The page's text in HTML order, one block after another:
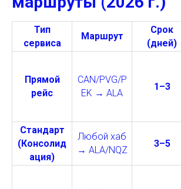
Тип
сервиса
Маршрут
Срок
(дней)
Прямой
рейс
CAN/PVG/P
EK → ALA
1–3
Стандарт
(Консолид
ация)
Любой хаб
→ ALA/NQZ
3–5